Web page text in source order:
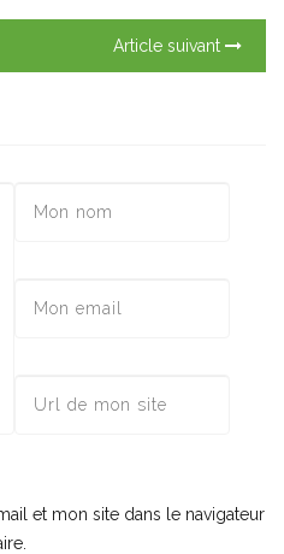
Article suivant
et mon site dans le navigateur